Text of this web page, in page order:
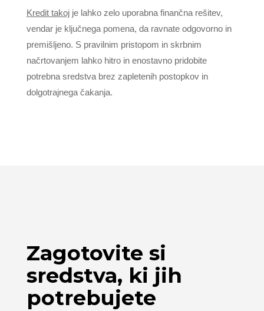
Kredit takojje lahko zelo uporabna finančna rešitev,
vendar je ključnega pomena, da ravnate odgovorno in
premišljeno. S pravilnim pristopom in skrbnim
načrtovanjem lahko hitro in enostavno pridobite
potrebna sredstva brez zapletenih postopkov in
dolgotrajnega čakanja.
Zagotovite si
sredstva, ki jih
potrebujete